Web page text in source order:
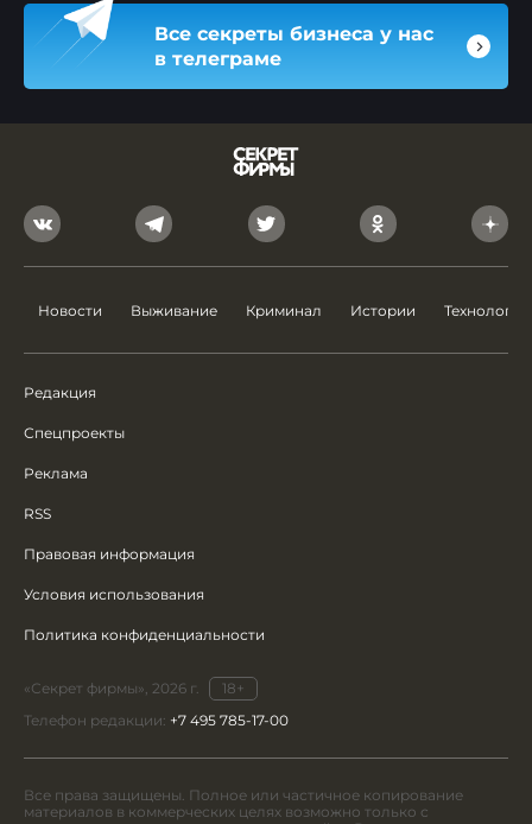
Все секреты бизнеса у нас
в телеграме
Новости Выживание Криминал Истории Технологии
Редакция
Спецпроекты
Реклама
RSS
Правовая информация
Условия использования
Политика конфиденциальности
«Секрет фирмы», 2026 г.
18+
Телефон редакции: +7 495 785-17-00
Все права защищены. Полное или частичное копирование
материалов в коммерческих целях возможно только с